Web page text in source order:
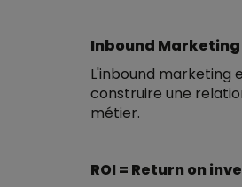
Inbound
L'inbound marketing
construire une
métier.
ROI = Return on